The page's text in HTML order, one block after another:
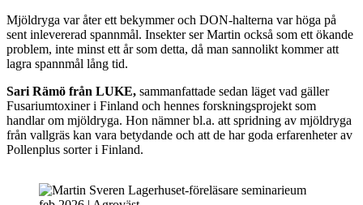
Mjöldryga var åter ett bekymmer och DON-halterna var höga på
sent inlevererad spannmål. Insekter ser Martin också som ett ökande
problem, inte minst ett år som detta, då man sannolikt kommer att
lagra spannmål lång tid.
Sari Rämö från LUKE, sammanfattade sedan läget vad gäller
Fusariumtoxiner i Finland och hennes forskningsprojekt som
handlar om mjöldryga. Hon nämner bl.a. att spridning av mjöldryga
från vallgräs kan vara betydande och att de har goda erfarenheter av
Pollenplus sorter i Finland.